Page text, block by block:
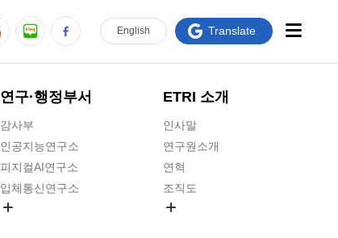
연구·행정부서
감사부
인공지능연구소
피지컬AI연구소
입체통신연구소
ETRI 소개
인사말
연구원소개
연혁
조직도
English Translate